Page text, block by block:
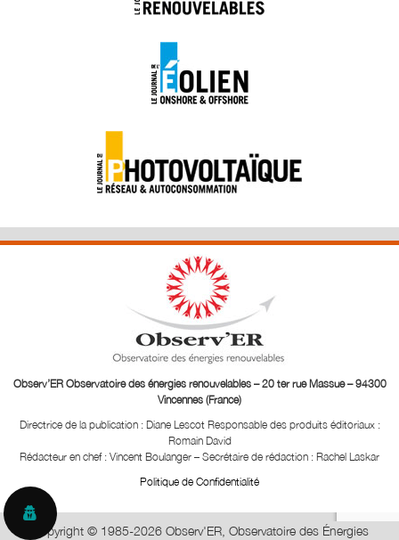
Observ’ER Observatoire des énergies renouvelables – 20 ter rue Massue – 94300
Vincennes (France)
Directrice de la publication : Diane Lescot Responsable des produits éditoriaux :
Romain David
Rédacteur en chef : Vincent Boulanger – Secrétaire de rédaction : Rachel Laskar
Politique de Confidentialité
Copyright © 1985-2026 Observ'ER, Observatoire des Énergies